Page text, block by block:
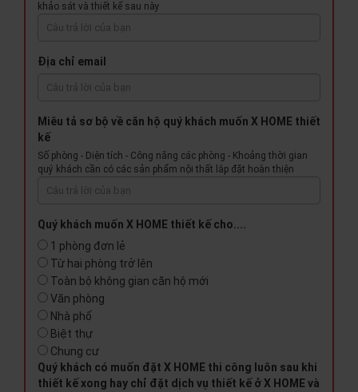
khảo sát và thiết kế sau này
Địa chỉ email
Miêu tả sơ bộ về căn hộ quý khách muốn X HOME thiết
kế
Số phòng - Diện tích - Công năng các phòng - Khoảng thời gian
quý khách cần có các sản phẩm nội thất lắp đặt hoàn thiện
Quý khách muốn X HOME thiết kế cho....
1 phòng đơn lẻ
Từ hai phòng trở lên
Toàn bộ không gian căn hộ mới
Văn phòng
Nhà phố
Biệt thự
Chung cư
Quý khách có muốn đặt X HOME thi công luôn sau khi
thiết kế xong hay chỉ đặt dịch vụ thiết kế ở X HOME và